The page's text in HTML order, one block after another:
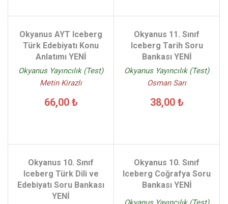
Okyanus AYT Iceberg
Türk Edebiyatı Konu
Anlatımı YENİ
Okyanus Yayıncılık (Test)
Metin Kirazlı
66,00 ₺
Okyanus 11. Sınıf
Iceberg Tarih Soru
Bankası YENİ
Okyanus Yayıncılık (Test)
Osman Sarı
38,00 ₺
Okyanus 10. Sınıf
Iceberg Türk Dili ve
Edebiyatı Soru Bankası
YENİ
Okyanus 10. Sınıf
Iceberg Coğrafya Soru
Bankası YENİ